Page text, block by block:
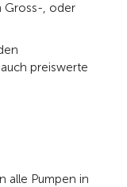
Gross-, oder
preiswerte
alle Pumpen in